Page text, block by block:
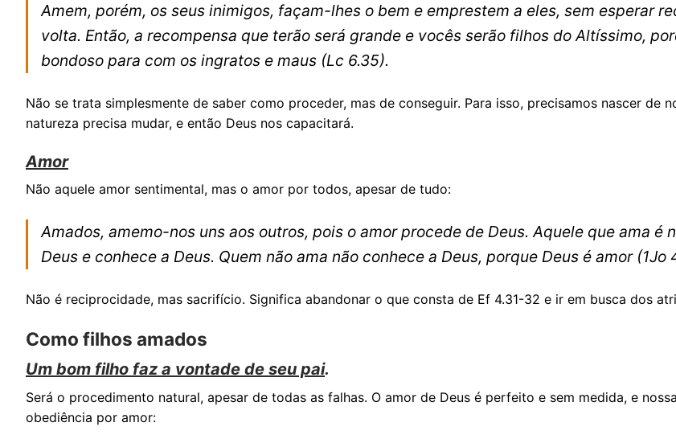
Amem, porém, os seus inimigos, façam-lhes o bem e emprestem a eles, sem esperar
volta. Então, a recompensa que terão será grande e vocês serão filhos do Altíssimo,
bondoso para com os ingratos e maus (Lc 6.35).
Não se trata simplesmente de saber como proceder, mas de conseguir. Para isso, precisamos nascer de
natureza precisa mudar, e então Deus nos capacitará.
Amor
Não aquele amor sentimental, mas o amor por todos, apesar de tudo:
Amados, amemo-nos uns aos outros, pois o amor procede de Deus. Aquele que ama é
Deus e conhece a Deus. Quem não ama não conhece a Deus, porque Deus é amor (1Jo
Não é reciprocidade, mas sacrifício. Significa abandonar o que consta de Ef 4.31-32 e ir em busca dos
Como filhos amados
Um bom filho faz a vontade de seu pai.
Será o procedimento natural, apesar de todas as falhas. O amor de Deus é perfeito e sem medida, e
obediência por amor: